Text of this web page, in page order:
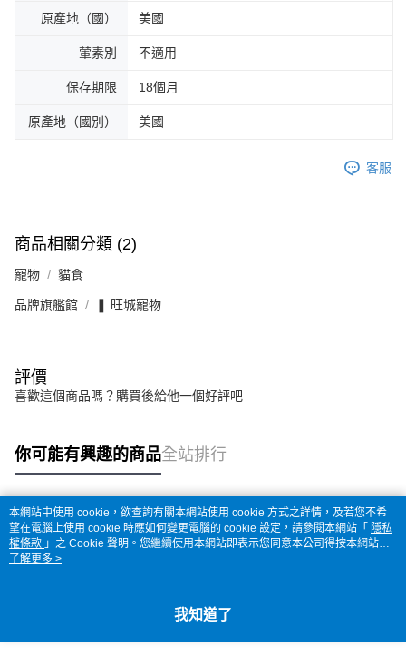
原產地（國） 美國
葷素別 不適用
保存期限 18個月
原產地（國別） 美國
客服
商品相關分類 (2)
寵物 貓食
品牌旗艦館 ❚ 旺城寵物
評價
喜歡這個商品嗎？購買後給他一個好評吧
你可能有興趣的商品全站排行
熱門標籤
本網站中使用 cookie，欲查詢有關本網站使用 cookie 方式之詳情，及若您不希
望在電腦上使用 cookie 時應如何變更電腦的 cookie 設定，請參閱本網站「 隱私
權條款 」之 Cookie 聲明。您繼續使用本網站即表示您同意本公司得按本網站使
用條款之 Cookie 聲明使用 cookie。
了解更多 >
我知道了